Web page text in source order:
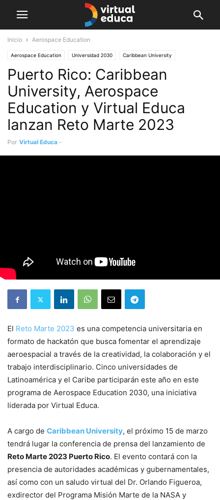
Inicio Aerospace Education
Aerospace Education Universidad 2030 Caribbean University
Destacado Institucional
Puerto Rico: Caribbean
University, Aerospace
Education y Virtual Educa
lanzan Reto Marte 2023
Por Virtual Educa -
El Reto Marte 2023 es una competencia universitaria en
formato de hackatón que busca fomentar el aprendizaje
aeroespacial a través de la creatividad, la colaboración y el
trabajo interdisciplinario. Cinco universidades de
Latinoamérica y el Caribe participarán este año en este
programa de Aerospace Education 2030, una iniciativa
liderada por Virtual Educa.
A cargo de Caribbean University, el próximo 15 de marzo
tendrá lugar la conferencia de prensa del lanzamiento de
Reto Marte 2023 Puerto Rico. El evento contará con la
presencia de autoridades académicas y gubernamentales,
así como con un saludo virtual del Dr. Orlando Figueroa,
exdirector del Programa Misión Marte de la NASA y